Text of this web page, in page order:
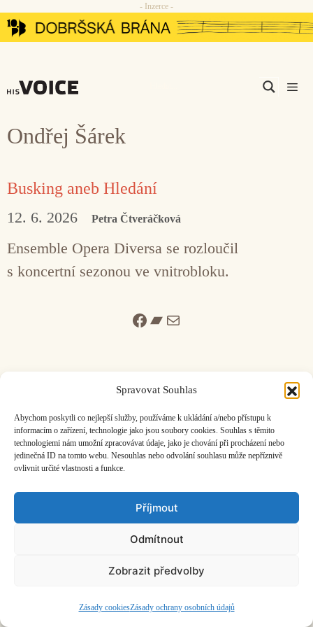
Spravovat Souhlas
Abychom poskytli co nejlepší služby, používáme k ukládání a/nebo přístupu k
informacím o zařízení, technologie jako jsou soubory cookies. Souhlas s těmito
technologiemi nám umožní zpracovávat údaje, jako je chování při procházení nebo
jedinečná ID na tomto webu. Nesouhlas nebo odvolání souhlasu může nepříznivě
ovlivnit určité vlastnosti a funkce.
Příjmout
Odmítnout
Zobrazit předvolby
Zásady cookiesZásady ochrany osobních údajů
Přeskočit
na
- Inzerce -
Ondřej Šárek
Busking aneb Hledání
12. 6. 2026 Petra Čtveráčková
Ensemble Opera Diversa se rozloučil
s koncertní sezonou ve vnitrobloku.
Facebook
Bandcamp
Mail
ČASOPIS O JINÉ HUDBĚ | vydáváHudební informační středisko
založeno 2001 | Kontaktujte nás:info@hisvoice.cz
©2026 HISvoice – design a adminAtelier Dokument